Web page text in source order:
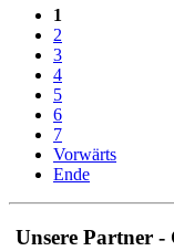
1
2
3
4
5
6
7
Vorwärts
Ende
Unsere Partner -